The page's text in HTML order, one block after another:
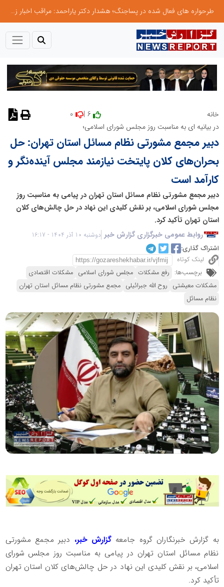
طرحواره های فعال شده در پساجنگ؛ هشدار دکتر یاراحمد: مراقب اخبار زرد و واکنش های هیجانی باشید
خانه
در بیانیه ای به مناسبت روز مجلس شورای اسلامی؛
دبیر مجمع مشورتی نظام مسائل استان تهران: حل
بحران‌های کلان پایتخت نیازمند مجلس آینده‌نگر و
کارآمد است
دبیر مجمع مشورتی نظام مسائل استان تهران در پیامی به مناسبت روز
مجلس شورای اسلامی، بر نقش کلیدی این نهاد در حل چالش‌های کلان
استان تهران تأکید کرد.
روابط عمومی خبرگزاری گزارش خبر دوشنبه 10 آذر 1404 - 16:17
اشتراک گذاری:
لینک کوتاه
برچسب‌ها: رفع مشکلات مجلس شورای اسلامی مشکلات اقتصادی
مشکلات معیشتی روح الله جبرائیلی مجمع مشورتی نظام مسائل استان تهران
نظام مسائل
به گزارش خبرنگاران گروه جامعهگزارش خبر، دبیر مجمع مشورتی
نظام مسائل استان تهران در پیامی به مناسبت روز مجلس شورای
اسلامی، بر نقش کلیدی این نهاد در حل چالش‌های کلان استان تهران
تأکید کرد.